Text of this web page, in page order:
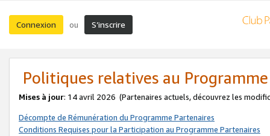
Connexion ou S’inscrire
Politiques relatives au
Mises à jour: 14 avril 2026 (Partenaires actuels, découvrez les
Décompte de Rémunération du Programme Partenaires
Conditions Requises pour la Participation au Programme Partenaires